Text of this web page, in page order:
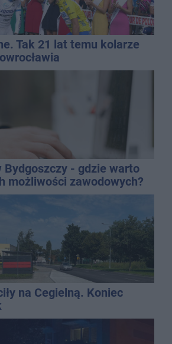
Tak 21 lat temu kolarze
Bydgoszczy - gdzie warto
możliwości zawodowych?
na Cegielną. Koniec